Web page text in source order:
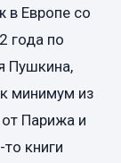
в Европе со
года по
Пушкина,
минимум из
Парижа и
книги